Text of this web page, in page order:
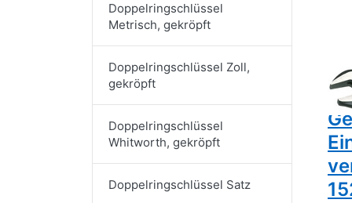
Doppelringschlüssel
Metrisch, gekröpft
Doppelringschlüssel Zoll,
gekröpft
Doppelringschlüssel
Whitworth, gekröpft
Doppelringschlüssel Satz